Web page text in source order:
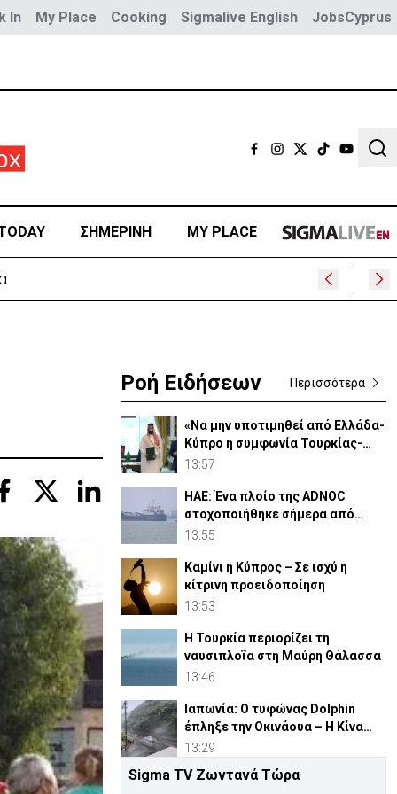
In My Place Cooking Sigmalive English JobsCyprus
ΣΗΜΕΡΙΝΗ MY PLACE
Ροή Ειδήσεων Περισσότερα
«Να μην υποτιμηθεί από Ελλάδα-
Κύπρο η συμφωνία Τουρκίας-
Πακιστάν-Σ. Αραβίας»
13:57
ΗΑΕ: Ένα πλοίο της ADNOC
στοχοποιήθηκε σήμερα από
πύραυλο στα Στενά του Ορμούζ
13:55
Καμίνι η Κύπρος – Σε ισχύ η
κίτρινη προειδοποίηση
13:53
Η Τουρκία περιορίζει τη
ναυσιπλοΐα στη Μαύρη Θάλασσα
13:46
Ιαπωνία: Ο τυφώνας Dolphin
έπληξε την Οκινάουα – Η Κίνα
έκλεισε λιμάνια
13:29
Στο 80% η αποδοχή των
Sigma TV Ζωντανά Τώρα